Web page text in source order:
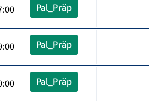
Pal_Präp
Pal_Präp
Pal_Präp